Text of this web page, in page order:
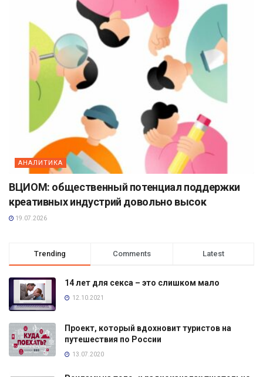
АНАЛИТИКА
ВЦИОМ: общественный потенциал поддержки
креативных индустрий довольно высок
19.07.2026
Trending Comments Latest
14 лет для секса – это слишком мало
12.10.2021
Проект, который вдохновит туристов на
путешествия по России
13.07.2020